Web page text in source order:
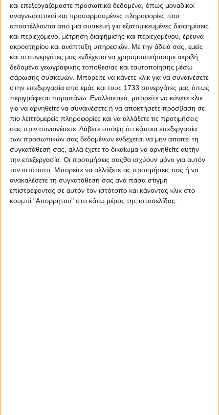
και επεξεργαζόμαστε προσωπικά δεδομένα, όπως μοναδικοί
αναγνωριστικοί και προσαρμοσμένες πληροφορίες που
αποστέλλονται από μια συσκευή για εξατομικευμένες διαφημίσεις
και περιεχόμενο, μέτρηση διαφήμισης και περιεχομένου, έρευνα
ακροατηρίου και ανάπτυξη υπηρεσιών. Με την άδειά σας, εμείς
και οι συνεργάτες μας ενδέχεται να χρησιμοποιήσουμε ακριβή
δεδομένα γεωγραφικής τοποθεσίας και ταυτοποίησης μέσω
σάρωσης συσκευών. Μπορείτε να κάνετε κλικ για να συναινέσετε
στην επεξεργασία από εμάς και τους 1733 συνεργάτες μας όπως
περιγράφεται παραπάνω. Εναλλακτικά, μπορείτε να κάνετε κλικ
για να αρνηθείτε να συναινέσετε ή να αποκτήσετε πρόσβαση σε
πιο λεπτομερείς πληροφορίες και να αλλάξετε τις προτιμήσεις
σας πριν συναινέσετε. Λάβετε υπόψη ότι κάποια επεξεργασία
των προσωπικών σας δεδομένων ενδέχεται να μην απαιτεί τη
συγκατάθεσή σας, αλλά έχετε το δικαίωμα να αρνηθείτε αυτήν
την επεξεργασία. Οι προτιμήσεις σαςθα ισχύουν μόνο για αυτόν
τον ιστότοπο. Μπορείτε να αλλάξετε τις προτιμήσεις σας ή να
ανακαλέσετε τη συγκατάθεσή σας ανά πάσα στιγμή
επιστρέφοντας σε αυτόν τον ιστότοπο και κάνοντας κλικ στο
κουμπί "Απορρήτου" στο κάτω μέρος της ιστοσελίδας.
Τα μοντέλα τις κινέζικης εταιρείας στις ελληνικές
θάλασσες – Πού θα τα δείτε